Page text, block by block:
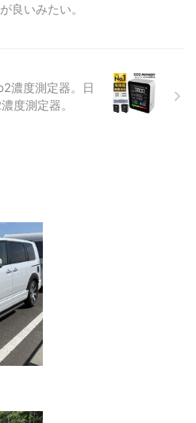
良いみたい。
濃度測定器。日
度測定器。